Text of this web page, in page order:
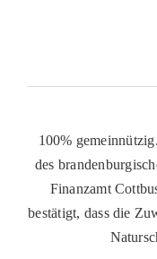
100%
des
Finanzamt
bestätigt, dass die